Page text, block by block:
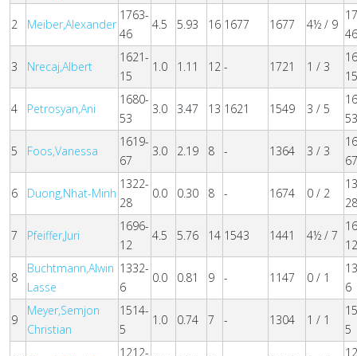
2 Meiber,Alexander
1763-
46
4.5 5.93 16 1677 1677 4½ / 9
3 Nrecaj,Albert
1621-
15
1.0 1.11 12 - 1721 1 / 3
4 Petrosyan,Ani
1680-
53
3.0 3.47 13 1621 1549 3 / 5
5 Foos,Vanessa
1619-
67
3.0 2.19 8 - 1364 3 / 3
6 Duong,Nhat-Minh
1322-
28
0.0 0.30 8 - 1674 0 / 2
7 Pfeiffer,Juri
1696-
12
4.5 5.76 14 1543 1441 4½ / 7
8
Buchtmann,Alwin
Lasse
1332-
6
0.0 0.81 9 - 1147 0 / 1
6
9
Meyer,Semjon
Christian
1514-
5
1.0 0.74 7 - 1304 1 / 1
5
1212-